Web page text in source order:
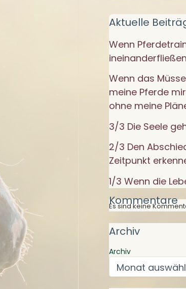
Aktuelle
Wenn
ineinanderfließen
Wenn das
meine Pferde
ohne meine
3/3 Die Seele
2/3 Den
Zeitpunkt
1/3 Wenn die
Kommentare
Es sind keine
Archiv
Archiv